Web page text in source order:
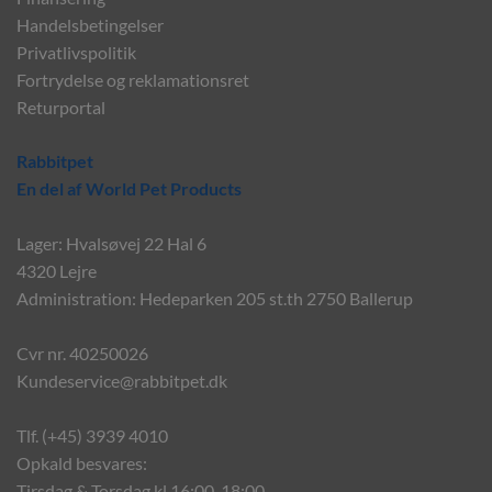
Handelsbetingelser
Privatlivspolitik
Fortrydelse og reklamationsret
Returportal
Rabbitpet
En del af World Pet Products
Lager: Hvalsøvej 22 Hal 6
4320 Lejre
Administration: Hedeparken 205 st.th 2750 Ballerup
Cvr nr. 40250026
Kundeservice@rabbitpet.dk
Tlf. (+45) 3939 4010
Opkald besvares: